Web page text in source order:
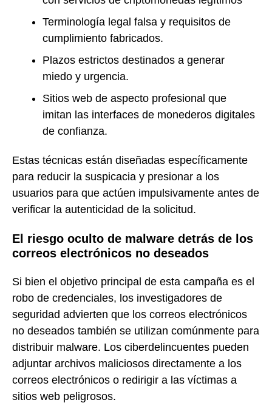
Terminología legal falsa y requisitos de
cumplimiento fabricados.
Plazos estrictos destinados a generar
miedo y urgencia.
Sitios web de aspecto profesional que
imitan las interfaces de monederos digitales
de confianza.
Estas técnicas están diseñadas específicamente
para reducir la suspicacia y presionar a los
usuarios para que actúen impulsivamente antes de
verificar la autenticidad de la solicitud.
El riesgo oculto de malware detrás de los
correos electrónicos no deseados
Si bien el objetivo principal de esta campaña es el
robo de credenciales, los investigadores de
seguridad advierten que los correos electrónicos
no deseados también se utilizan comúnmente para
distribuir malware. Los ciberdelincuentes pueden
adjuntar archivos maliciosos directamente a los
correos electrónicos o redirigir a las víctimas a
sitios web peligrosos.